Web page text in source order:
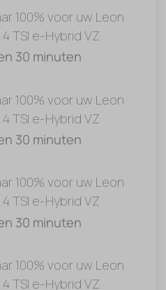
100% voor uw Leon
TSI e-Hybrid VZ
30 minuten
100% voor uw Leon
TSI e-Hybrid VZ
30 minuten
100% voor uw Leon
TSI e-Hybrid VZ
30 minuten
100% voor uw Leon
TSI e-Hybrid VZ